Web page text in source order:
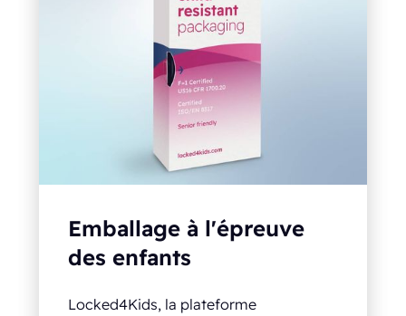
Emballage à l'épreuve
des enfants
Locked4Kids, la plateforme